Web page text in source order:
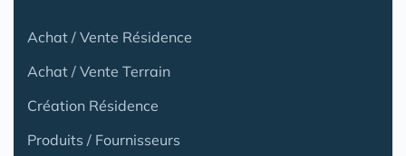
Achat / Vente Résidence
Achat / Vente Terrain
Création Résidence
Produits / Fournisseurs